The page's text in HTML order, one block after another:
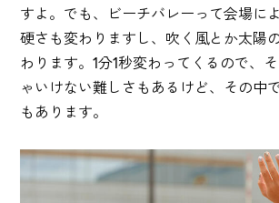
すよ。でも、ビーチバレーって会場に
硬さも変わりますし、吹く風とか太陽
わります。1分1秒変わってくるので、
ゃいけない難しさもあるけど、その中
もあります。